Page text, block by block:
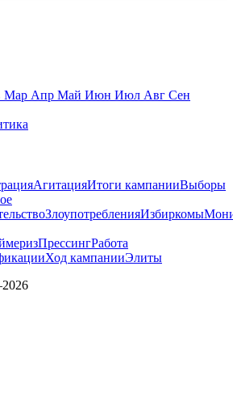
Мар Апр Май Июн Июл Авг Сен
АгитацияИтоги кампанииВыборы
ЗлоупотребленияИзбиркомы
ПрессингРабота
Ход кампанииЭлиты